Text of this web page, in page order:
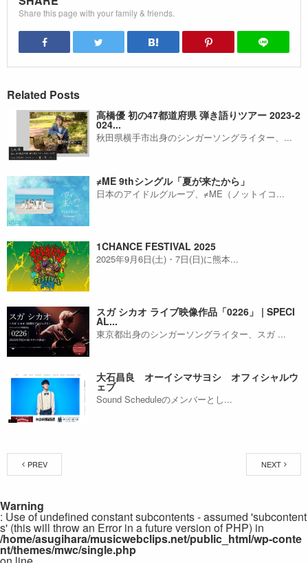
Share this page with your family & friends.
Related Posts
高橋優 初の47都道府県 弾き語りツアー 2023-2
024...
秋田県横手市出身のシンガーソングライター、...
≠ME 9thシングル「夏が来たから」
日本のアイドルグループ、≠ME（ノットイコ...
1CHANCE FESTIVAL 2025
2025年9月6日(土)・7日(日)に熊本...
スガ シカオ ライブ映像作品「0226」 | SPECI
AL...
東京都出身のシンガーソングライター、スガ ...
大石昌良 オーイシマサヨシ オフィシャルウ
ェブ
Sound Scheduleのメンバーとし...
PREV NEXT
Warning
: Use of undefined constant subcontents - assumed 'subcontent
s' (this will throw an Error in a future version of PHP) in
/home/asugihara/musicwebclips.net/public_html/wp-conte
nt/themes/mwc/single.php